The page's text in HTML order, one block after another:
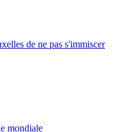
de ne pas s'immiscer
mondiale